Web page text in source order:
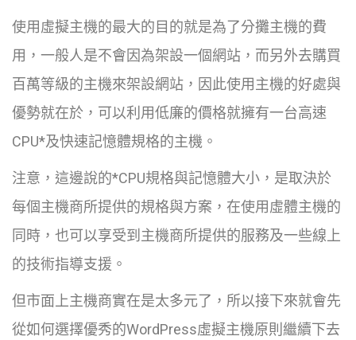
使用虛擬主機的最大的目的就是為了分攤主機的費
用，一般人是不會因為架設一個網站，而另外去購買
百萬等級的主機來架設網站，因此使用主機的好處與
優勢就在於，可以利用低廉的價格就擁有一台高速
CPU*及快速記憶體規格的主機。
注意，這邊說的*CPU規格與記憶體大小，是取決於
每個主機商所提供的規格與方案，在使用虛體主機的
同時，也可以享受到主機商所提供的服務及一些線上
的技術指導支援。
但市面上主機商實在是太多元了，所以接下來就會先
從如何選擇優秀的WordPress虛擬主機原則繼續下去